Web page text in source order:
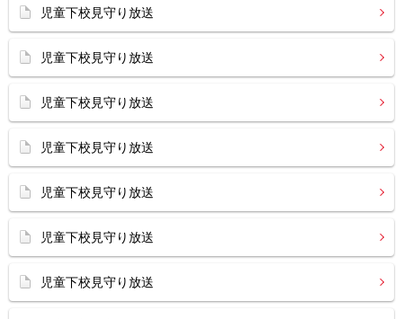
児童下校見守り放送
児童下校見守り放送
児童下校見守り放送
児童下校見守り放送
児童下校見守り放送
児童下校見守り放送
児童下校見守り放送